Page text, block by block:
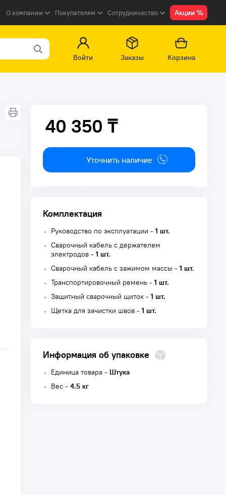
О компании Покупателям Сотрудничество Акции %
Войти
Заказы Корзина
40 350 ₸
40 350 ₸
Уточнить наличие
Комплектация
Руководство по эксплуатации - 1 шт.
Сварочный кабель с держателем
электродов - 1 шт.
Сварочный кабель с зажимом массы - 1 шт.
Транспортировочный ремень - 1 шт.
Защитный сварочный щиток - 1 шт.
Щетка для зачистки швов - 1 шт.
Информация об упаковке
Единица товара - Штука
Вес - 4.5 кг